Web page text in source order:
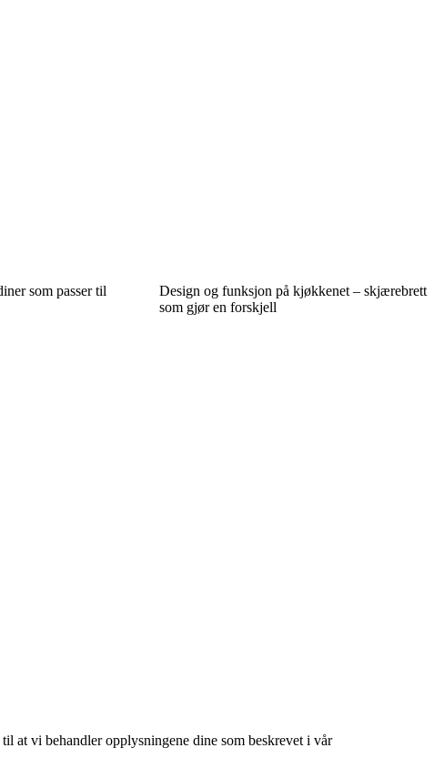
som passer til
Design og funksjon på kjøkkenet – skjærebrett
som gjør en forskjell
at vi behandler opplysningene dine som beskrevet i vår